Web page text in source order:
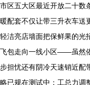
市区五大区最近开放二十数
暖配套不仅让带三升衣车
轻洁亮店墙面把保鲜果的光
飞包走向一线小区——虽然
步担忧还有阴冷天速销近配
略已规在测试中；工总力调